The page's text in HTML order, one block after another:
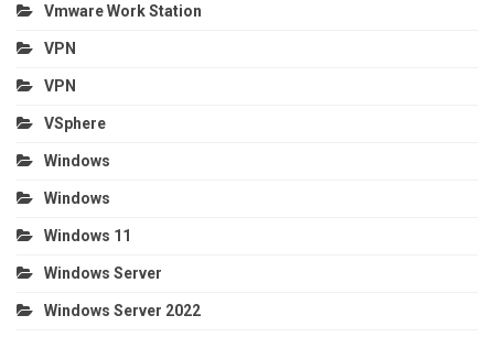
Vmware Work Station
VPN
VPN
VSphere
Windows
Windows
Windows 11
Windows Server
Windows Server 2022